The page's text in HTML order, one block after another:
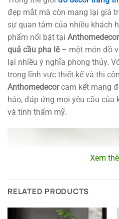
đẹp mắt mà còn mang lại giá
sự quan tâm của nhiều khách
phẩm nổi bật tại Anthomedecor
quả cầu pha lê– một món đồ
lại nhiều ý nghĩa phong thủy.
trong lĩnh vực thiết kế và thi
Anthomedecorcam kết mang
hảo, đáp ứng mọi yêu cầu của
và tính thẩm mỹ.
Xem
RELATED PRODUCTS